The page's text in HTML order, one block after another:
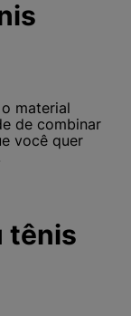
material
de combinar
você quer
tênis